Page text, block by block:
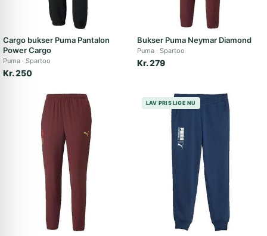
Cargo bukser Puma Pantalon
Power Cargo
Puma Spartoo
Kr. 250
Bukser Puma Neymar Diamond
Puma Spartoo
Kr. 279
LAV PRIS LIGE NU